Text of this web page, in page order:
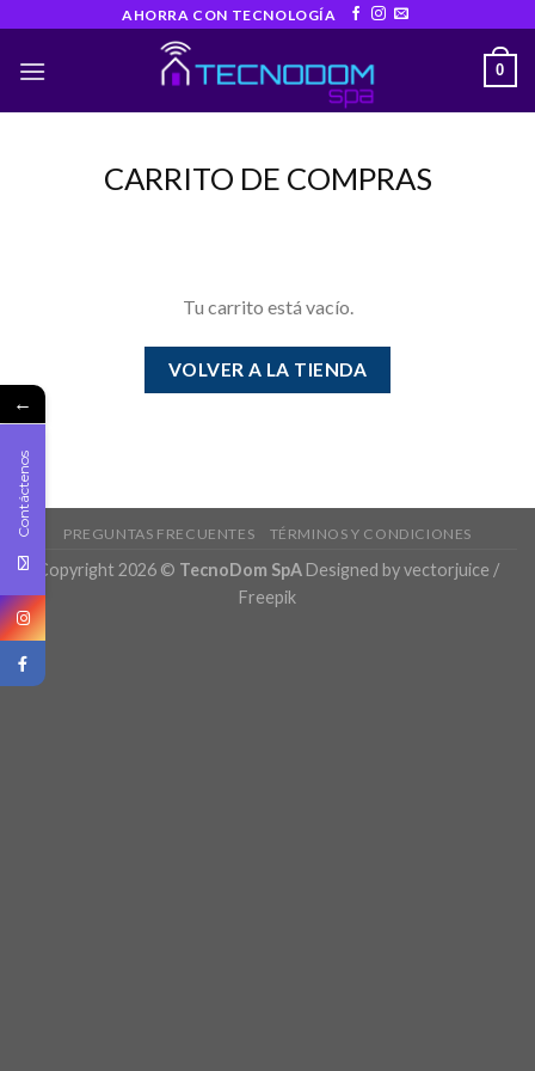
content
AHORRA CON TECNOLOGÍA
0
CARRITO DE COMPRAS
Tu carrito está vacío.
VOLVER A LA TIENDA
PREGUNTAS FRECUENTES TÉRMINOS Y CONDICIONES
Copyright 2026 © TecnoDom SpA Designed by vectorjuice /
Freepik
←
Contáctenos